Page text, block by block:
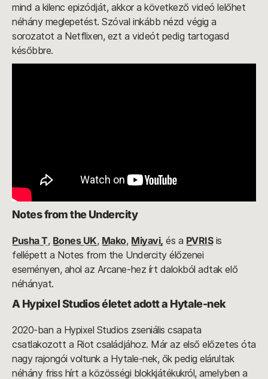
mind a kilenc epizódját, akkor a következő videó lelőhet
néhány meglepetést. Szóval inkább nézd végig a
sorozatot a Netflixen, ezt a videót pedig tartogasd
későbbre.
Notes from the Undercity
Pusha T, Bones UK, Mako, Miyavi, és a PVRISis
fellépett a Notes from the Undercity élőzenei
eseményen, ahol az Arcane-hez írt dalokból adtak elő
néhányat.
A Hypixel Studios életet adott a Hytale-nek
2020-ban a Hypixel Studios zseniális csapata
csatlakozott a Riot családjához. Már az első előzetes óta
nagy rajongói voltunk a Hytale-nek, ők pedig elárultak
néhány friss hírt a közösségi blokkjátékukról, amelyben a